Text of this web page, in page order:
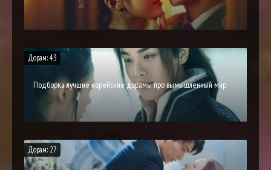
Дорам: 43
Подборка лучшие корейские дорамы про вымышленный мир
Дорам: 27